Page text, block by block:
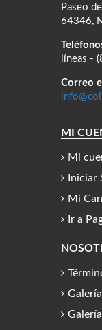
Paseo
64346,
líneas -
Correo
MI
Mi
Iniciar
Mi
Ir a